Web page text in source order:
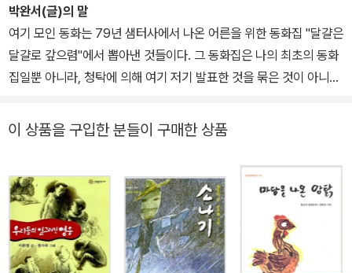
않겠구나, 시인의 꿈은 가슴이 울렁거리는 사람과 만나는 거란다.”
<옥상의 민들레꽃>
P104 궁전 아파트 사람들이 이제껏 행복했던 것은 다른 사람들이 그
행복하게 하는 것은 보석이 아름다워서가 아니라 보석이 진짜라는 보
P127 그때 나 (“아이”)는 처음으로 엄마에게 내가 필요하지 않다는
사실을 알았습니다. 나에겐 나의 가족이 필요한데, 나의 가족은 나를
필요로 하지 않는다는 것은 견디기 어려운 슬픔이었습니다. -중략-
나는 살고 싶지 않다고 생각했습니다. 확실히 그렇게 생각했습니다.
가 많았다. 덕분에 그는 자신의 이야기에만 갇혀 있지 않고 당대의 전
반적 문제, 가부장제와 여권운동의 대립, 중산층의 허위의식 등을 수
면 위로 끄집어 올려 직간접적으로 의식을 환기시켰다. 그러면서도
문학에 대한 열정과 세상에 대한 따뜻한 마음을 잃지 않은 보기 드문
말대로 그는 마지막까지 펜을 놓지 않았다. 2011년 1월 담낭암으로
을 쓰며 꾸준히 작품 활동을 해왔으며, 이외에도 동화‧산문집‧콩트집
등 다양한 분야의 작 품을 두루 남겼다. 특히 『모래알만 한 진실이라
도』, 『사랑을 무게로 안 느끼게』는 에세이스트로서의 박완서의 면모
를 발견하도록 하는 작품이다. 한국문학의 거목으로서 한국문학작가
상(1980), 이상문학상(1981), 대한민국문학상(1990), 이산문학상
안 독자들의 사랑을 받고 있습니다. 그가 쓰고 그린 도깨비 이야기
《꼬꼬댁 꼬꼬는 무서워!》는 2002년 아시아 일러스트레이션 재팬(B
AIJ) 비엔날레에서 대상을 받았습니다. 쓰고 그린 책으로 《새가 되고
싶어》, 《미산계곡에 가면 만날 수 있어요》 등이 있고, 《황소와 도깨
길로 가다가》 등 수많은 어린이책에 그림을 그렸습니다.
박완서(글)의 말
여기 모인 동화는 79년 샘터사에서 나온 어른을 위한 동화집 "달걀은
달걀로 갚으렴"에서 뽑아낸 것들이다. 그 동화집은 나의 최초의 동화
집일뿐 아니라, 청탁에 의해 여기 저기 발표한 것을 묶은 것이 아니라
나에게는 의미있는 책이다.
지금도 그렇지만 그 때도 내 얄팍한 글재주가 선인들의 곰삭은 지혜
를 어찌 흉내라도 낼 수 있었을까만은, 내 나름으로 열심히 때묻지 않
은 정신과 교감을 시도했다는 걸로도 각별한 애착이 가는 글들이다.
이 상품을 구입한 분들이 구매한 상품